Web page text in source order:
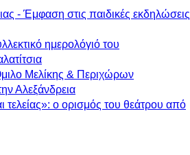
- Έμφαση στις παιδικές εκδηλώσεις
ημερολόγιό του
Μελίκης & Περιχώρων
Αλεξάνδρεια
ο ορισμός του θεάτρου από